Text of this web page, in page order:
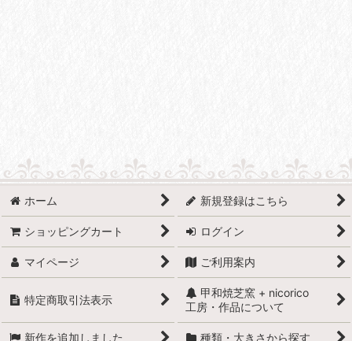
ホーム 新規登録はこちら
ショッピングカート ログイン
マイページ ご利用案内
特定商取引法表示
甲和焼芝窯 + nicorico
工房・作品について
新作を追加しました 種類・大きさから探す